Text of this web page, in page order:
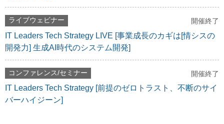
ライブウェビナー 開催終了
IT Leaders Tech Strategy LIVE [事業成長のカギは[情シスの
開発力] 生成AI時代のシステム開発]
コンファレンス/セミナー 開催終了
IT Leaders Tech Strategy [前提のゼロトラスト、不断のサイ
バーハイジーン]